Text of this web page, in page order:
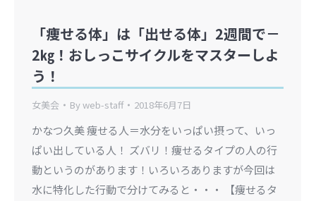
「痩せる体」は「出せる体」2週間で－
2㎏！おしっこサイクルをマスターしよ
う！
女美会 Byweb-staff 2018年6月7日
かなつ久美 痩せる人＝水分をいっぱい摂って、いっ
ぱい出している人！ ズバリ！痩せるタイプの人の行
動というのがあります！いろいろありますが今回は
水に特化した行動で分けてみると・・・ 【痩せるタ